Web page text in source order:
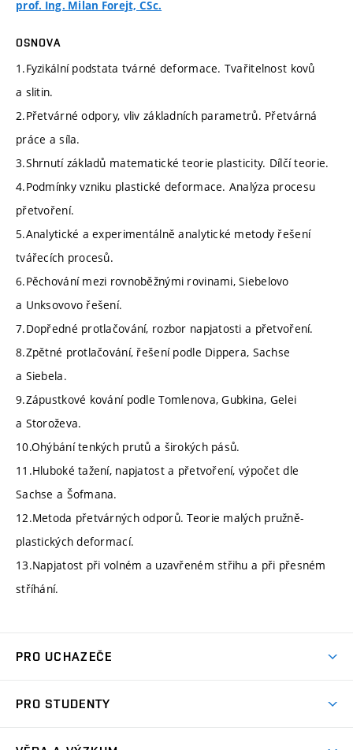
prof. Ing. Milan Forejt, CSc.
OSNOVA
1.Fyzikální podstata tvárné deformace. Tvařitelnost kovů
a slitin.
2.Přetvárné odpory, vliv základních parametrů. Přetvárná
práce a síla.
3.Shrnutí základů matematické teorie plasticity. Dílčí teorie.
4.Podmínky vzniku plastické deformace. Analýza procesu
přetvoření.
5.Analytické a experimentálně analytické metody řešení
tvářecích procesů.
6.Pěchování mezi rovnoběžnými rovinami, Siebelovo
a Unksovovo řešení.
7.Dopředné protlačování, rozbor napjatosti a přetvoření.
8.Zpětné protlačování, řešení podle Dippera, Sachse
a Siebela.
9.Zápustkové kování podle Tomlenova, Gubkina, Gelei
a Storoževa.
10.Ohýbání tenkých prutů a širokých pásů.
11.Hluboké tažení, napjatost a přetvoření, výpočet dle
Sachse a Šofmana.
12.Metoda přetvárných odporů. Teorie malých pružně-
plastických deformací.
13.Napjatost při volném a uzavřeném střihu a při přesném
stříhání.
PRO UCHAZEČE
Ambasadoři studia
PRO STUDENTY